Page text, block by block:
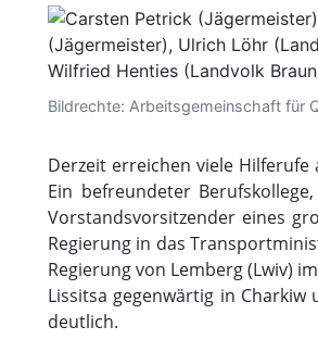
Bildrechte: Arbeitsgemeinschaft für
Derzeit erreichen viele
Ein befreundeter
Vorstandsvorsitzender eines
Regierung in das
Regierung von Lemberg (Lwiv)
Lissitsa gegenwärtig in
deutlich.